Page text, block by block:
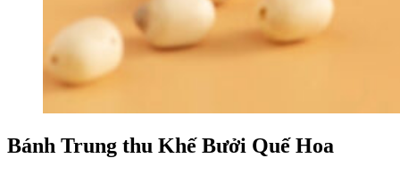
Bánh Trung thu Khế Bưởi Quế Hoa